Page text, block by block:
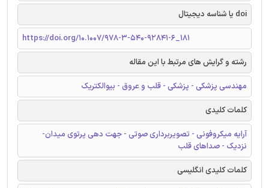
doi یا شناسه دیجیتال
https://doi.org/10.1007/978-3-540-92841-6_181
رشته و گرایش های مرتبط با این مقاله
مهندسی پزشکی - پزشکی - قلب و عروق - بیوالکتریک
کلمات کلیدی
آرایه میکروفونی - تصویربرداری صوتی - جهت دهی پرتوی میدان-
نزدیک - صداهای قلب
کلمات کلیدی انگلیسی